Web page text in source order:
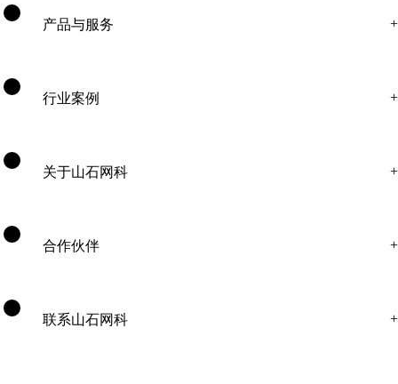
产品与服务
行业案例
关于山石网科
合作伙伴
联系山石网科